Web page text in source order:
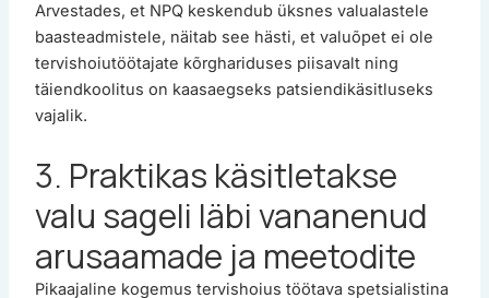
Arvestades, et NPQ keskendub üksnes valualastele
baasteadmistele, näitab see hästi, et valuõpet ei ole
tervishoiutöötajate kõrghariduses piisavalt ning
täiendkoolitus on kaasaegseks patsiendikäsitluseks
vajalik.
3. Praktikas käsitletakse
valu sageli läbi vananenud
arusaamade ja meetodite
Pikaajaline kogemus tervishoius töötava spetsialistina